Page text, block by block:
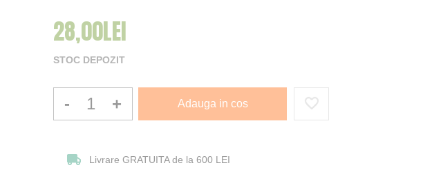
28,00LEI
STOC DEPOZIT
- + Adauga in cos
Livrare GRATUITA de la 600 LEI